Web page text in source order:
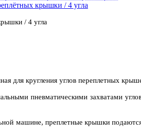
крышки / 4 угла
/ 4 угла
для кругления углов переплетных
пневматическими захватами
машине, преплетные крышки